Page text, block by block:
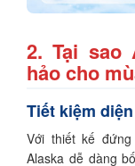
2. Tại sao
hảo cho
Tiết kiệm
Với thiết kế
Alaska dễ dàng